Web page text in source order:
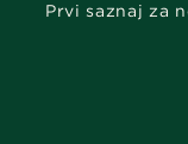
Prvi saznaj za